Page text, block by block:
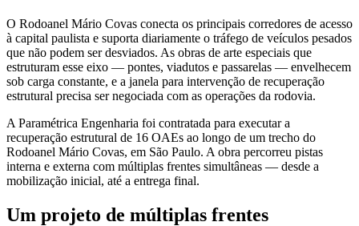
O Rodoanel Mário Covas conecta os principais corredores de acesso
à capital paulista e suporta diariamente o tráfego de veículos pesados
que não podem ser desviados. As obras de arte especiais que
estruturam esse eixo — pontes, viadutos e passarelas — envelhecem
sob carga constante, e a janela para intervenção de recuperação
estrutural precisa ser negociada com as operações da rodovia.
A Paramétrica Engenharia foi contratada para executar a
recuperação estrutural de 16 OAEs ao longo de um trecho do
Rodoanel Mário Covas, em São Paulo. A obra percorreu pistas
interna e externa com múltiplas frentes simultâneas — desde a
mobilização inicial, até a entrega final.
Um projeto de múltiplas frentes